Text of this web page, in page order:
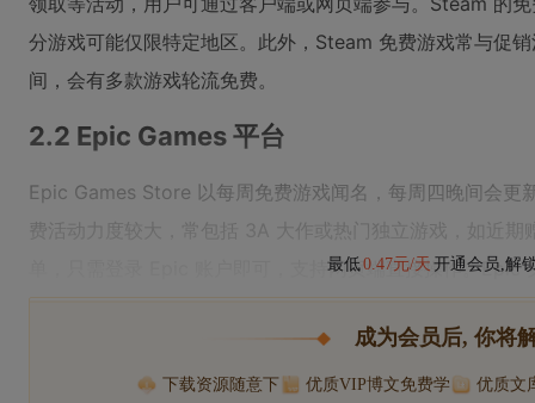
分游戏可能仅限特定地区。此外，Steam 免费游戏常与促
间，会有多款游戏轮流免费。
2.2 Epic Games 平台
Epic Games Store 以每周免费游戏闻名，每周四晚间会更
费活动力度较大，常包括 3A 大作或热门独立游戏，如近
单，只需登录 Epic 账户即可，支持网页端直接操作。Epic
最低0.47元/天 开通会员,解
成为会员后, 你将
下载资源随意下 优质VIP博文免费学 优质文